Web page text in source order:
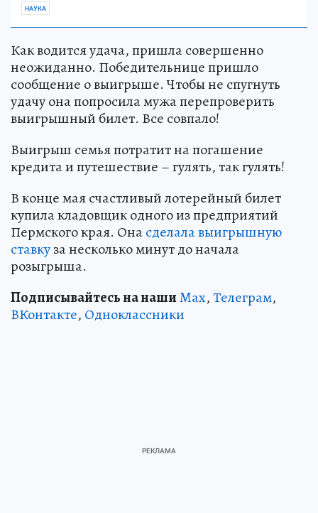
НАУКА
Как водится удача, пришла совершенно
неожиданно. Победительнице пришло
сообщение о выигрыше. Чтобы не спугнуть
удачу она попросила мужа перепроверить
выигрышный билет. Все совпало!
Выигрыш семья потратит на погашение
кредита и путешествие – гулять, так гулять!
В конце мая счастливый лотерейный билет
купила кладовщик одного из предприятий
Пермского края. Онасделала выигрышную
ставкуза несколько минут до начала
розыгрыша.
Подписывайтесь на нашиMax,Телеграм,
ВКонтакте, Одноклассники